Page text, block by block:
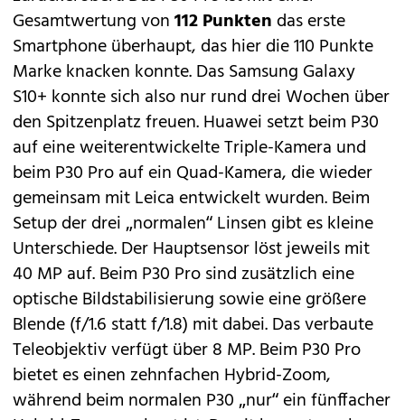
Gesamtwertung von112 Punktendas erste
Smartphone überhaupt, das hier die 110 Punkte
Marke knacken konnte. Das Samsung Galaxy
S10+ konnte sich also nur rund drei Wochen über
den Spitzenplatz freuen. Huawei setzt beim P30
auf eine weiterentwickelte Triple-Kamera und
beim P30 Pro auf ein Quad-Kamera, die wieder
gemeinsam mit Leica entwickelt wurden. Beim
Setup der drei „normalen“ Linsen gibt es kleine
Unterschiede. Der Hauptsensor löst jeweils mit
40 MP auf. Beim P30 Pro sind zusätzlich eine
optische Bildstabilisierung sowie eine größere
Blende (f/1.6 statt f/1.8) mit dabei. Das verbaute
Teleobjektiv verfügt über 8 MP. Beim P30 Pro
bietet es einen zehnfachen Hybrid-Zoom,
während beim normalen P30 „nur“ ein fünffacher